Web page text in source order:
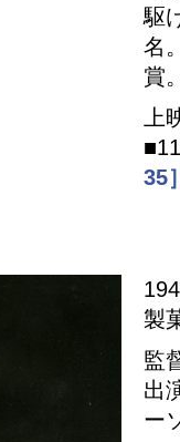
駆
名
賞
上
35
製
監
出
ー